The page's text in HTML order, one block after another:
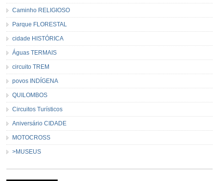
Caminho RELIGIOSO
Parque FLORESTAL
cidade HISTÓRICA
Águas TERMAIS
circuito TREM
povos INDÍGENA
QUILOMBOS
Circuitos Turísticos
Aniversário CIDADE
MOTOCROSS
>MUSEUS